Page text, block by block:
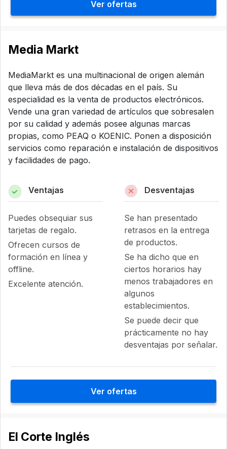
Ver ofertas
Media Markt
MediaMarkt es una multinacional de origen alemán
que lleva más de dos décadas en el país. Su
especialidad es la venta de productos electrónicos.
Vende una gran variedad de artículos que sobresalen
por su calidad y además posee algunas marcas
propias, como PEAQ o KOENIC. Ponen a disposición
servicios como reparación e instalación de dispositivos
y facilidades de pago.
Ventajas
Puedes obsequiar sus
tarjetas de regalo.
Ofrecen cursos de
formación en línea y
offline.
Excelente atención.
Desventajas
Se han presentado
retrasos en la entrega
de productos.
Se ha dicho que en
ciertos horarios hay
menos trabajadores en
algunos
establecimientos.
Se puede decir que
prácticamente no hay
desventajas por señalar.
Ver ofertas
El Corte Inglés